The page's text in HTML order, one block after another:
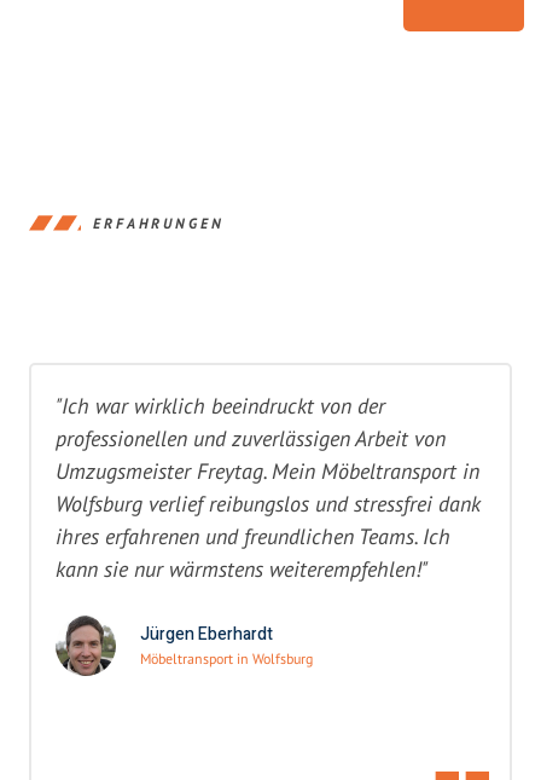
ERFAHRUNGEN
"Ich war wirklich beeindruckt von der
professionellen und zuverlässigen Arbeit von
Umzugsmeister Freytag. Mein Möbeltransport in
Wolfsburg verlief reibungslos und stressfrei dank
ihres erfahrenen und freundlichen Teams. Ich
kann sie nur wärmstens weiterempfehlen!"
Jürgen Eberhardt
Möbeltransport in Wolfsburg